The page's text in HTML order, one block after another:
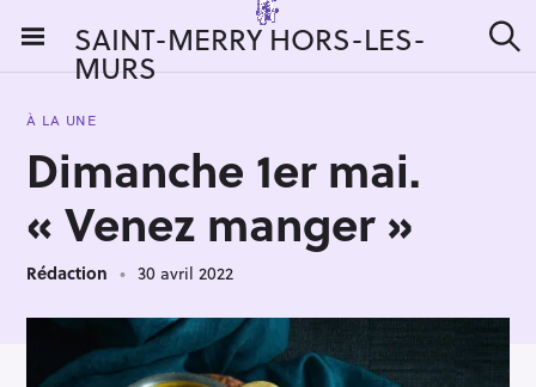
i
SAINT-MERRY HORS-LES-
MURS e
À LA UNE
Dimanche 1er mai.
« Venez manger »
Rédaction 30 avril 2022